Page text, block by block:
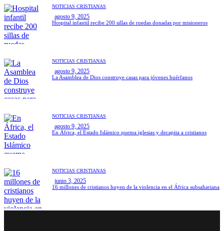
NOTICIAS CRISTIANAS
agosto 9, 2025
Hospital infantil recibe 200 sillas de ruedas donadas por misioneros
NOTICIAS CRISTIANAS
agosto 9, 2025
La Asamblea de Dios construye casas para jóvenes huérfanos
NOTICIAS CRISTIANAS
agosto 9, 2025
En África, el Estado Islámico quema iglesias y decapita a cristianos
NOTICIAS CRISTIANAS
junio 3, 2025
16 millones de cristianos huyen de la violencia en el África subsahariana